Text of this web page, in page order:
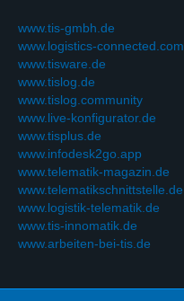
www.tis-gmbh.de
www.logistics-connected.com
www.tisware.de
www.tislog.de
www.tislog.community
www.live-konfigurator.de
www.tisplus.de
www.infodesk2go.app
www.telematik-magazin.de
www.telematikschnittstelle.de
www.logistik-telematik.de
www.tis-innomatik.de
www.arbeiten-bei-tis.de